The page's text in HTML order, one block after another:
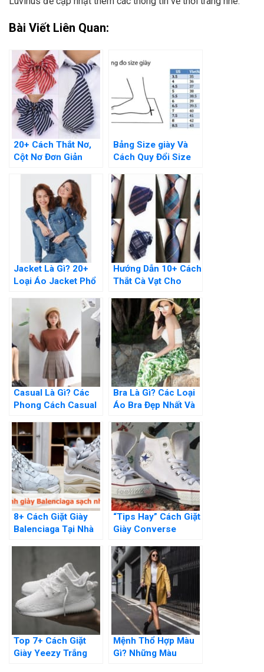
Bài Viết Liên Quan:
20+ Cách Thắt Nơ,
Cột Nơ Đơn Giản
Bảng Size giày Và
Cách Quy Đổi Size
100%”
Jacket Là Gì? 20+
Loại Áo Jacket Phổ
Hướng Dẫn 10+ Cách
Thắt Cà Vạt Cho
Nhất
Casual Là Gì? Các
Phong Cách Casual
Phối Đồ Đẹp
Bra Là Gì? Các Loại
Áo Bra Đẹp Nhất Và
8+ Cách Giặt Giày
Balenciaga Tại Nhà
“Tips Hay” Cách Giặt
Giày Converse
Top 7+ Cách Giặt
Giày Yeezy Trắng
Mệnh Thổ Hợp Màu
Gì? Những Màu